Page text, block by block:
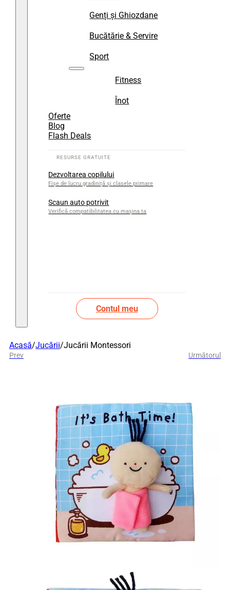
Genți și Ghiozdane
Bucătărie & Servire
Sport
Fitness
Înot
Oferte
Blog
Flash Deals
Dezvoltarea copilului
Fișe de lucru gradiniță și clasele primare
Scaun auto potrivit
Verifică compatibilitatea cu mașina ta
Contul meu
Acasă/Jucării/Jucării Montessori
Prev Următorul